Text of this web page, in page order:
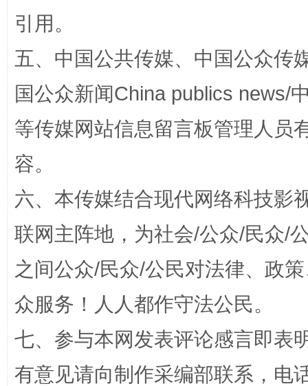
扯下公款旅游的“隐身衣” 如何以
“蜀中异人”王建安的艺术幻境
引用。
五、中国公共传媒、中国公众传
国公众新闻China publics news/
等传媒网站信息留言板管理人员
容。
六、本传媒结合现代网络科技影
联网主阵地，为社会/公众/民众/
之间公众/民众/公民对法律、政
众服务！人人都作守法公民。
七、参与本网发表评论感言即表
有意见请向制作采编部联系，电